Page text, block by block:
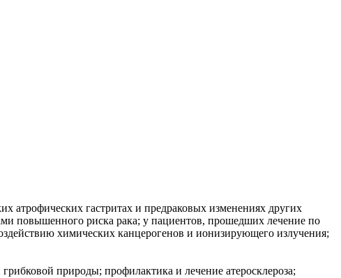
атрофических гастритах и предраковых изменениях других
повышенного риска рака; у пациентов, прошедших лечение по
химических канцерогенов и ионизирующего излучения;
природы; профилактика и лечение атеросклероза;